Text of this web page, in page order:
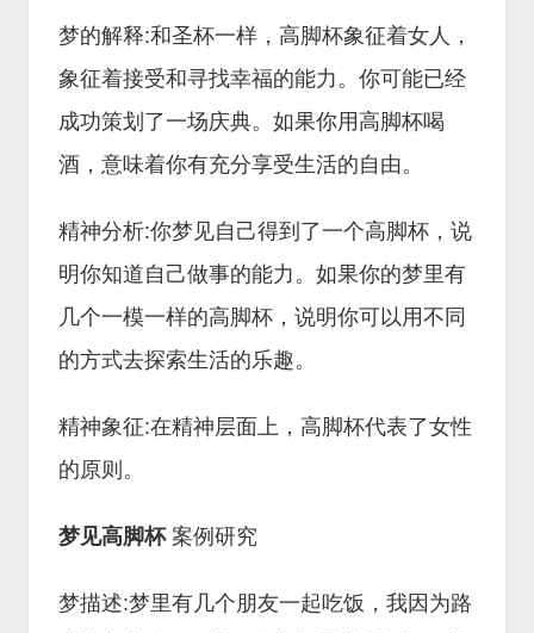
梦的解释:和圣杯一样，高脚杯象征着女人，
象征着接受和寻找幸福的能力。你可能已经
成功策划了一场庆典。如果你用高脚杯喝
酒，意味着你有充分享受生活的自由。
精神分析:你梦见自己得到了一个高脚杯，说
明你知道自己做事的能力。如果你的梦里有
几个一模一样的高脚杯，说明你可以用不同
的方式去探索生活的乐趣。
精神象征:在精神层面上，高脚杯代表了女性
的原则。
梦见高脚杯 案例研究
梦描述:梦里有几个朋友一起吃饭，我因为路